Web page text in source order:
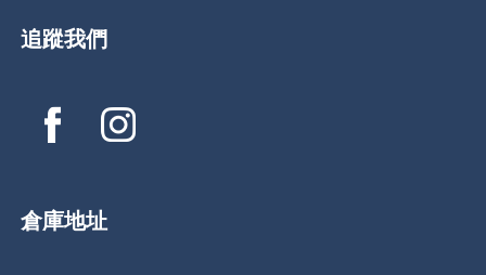
追蹤我們
倉庫地址